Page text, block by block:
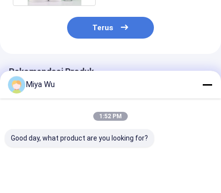
Terus
Rekomendasi Produk
Miya Wu
1:52 PM
Good day, what product are you looking for?